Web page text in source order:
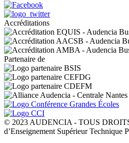
Accréditations
Partenaire de
© 2023 AUDENCIA - TOUS
d’Enseignement Supérieur Technique